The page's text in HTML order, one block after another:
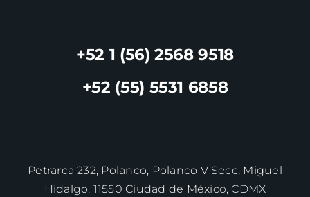
+52 1 (56) 2568 9518
+52 (55) 5531 6858
Petrarca 232, Polanco, Polanco V Secc, Miguel
Hidalgo, 11550 Ciudad de México, CDMX